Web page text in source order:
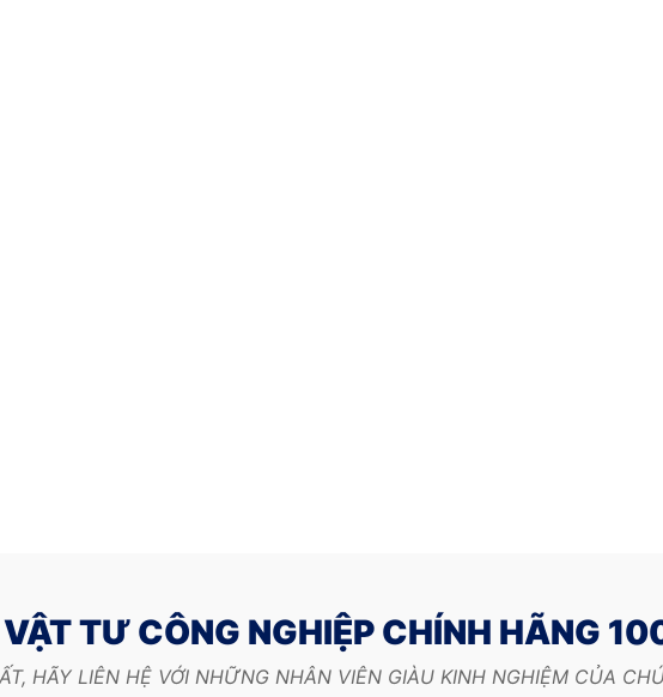
TƯ CÔNG NGHIỆP CHÍNH HÃNG
HÃY LIÊN HỆ VỚI NHỮNG NHÂN VIÊN GIÀU KINH NGHIỆM CỦA